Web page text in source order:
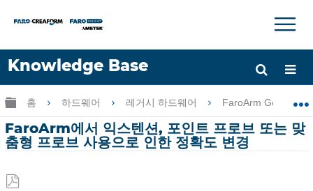
Knowledge Base
언어
도움 받기 로그인
×
글로벌 계층 확장/축소
홈 하드웨어 레거시 하드웨어 FaroArm Gold-
FaroArm에서 익스텐션, 포인트 프로브 또는 맞
춤형 프로브 사용으로 인한 정확도 변경